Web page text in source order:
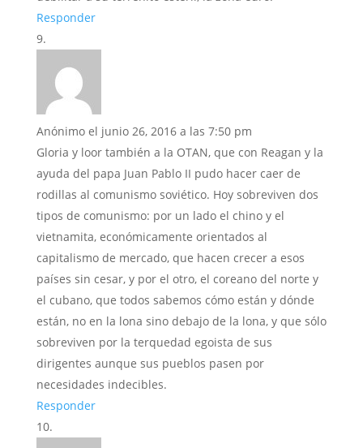
Responder
Anónimo el junio 26, 2016 a las 7:50 pm
Gloria y loor también a la OTAN, que con Reagan y la
ayuda del papa Juan Pablo II pudo hacer caer de
rodillas al comunismo soviético. Hoy sobreviven dos
tipos de comunismo: por un lado el chino y el
vietnamita, económicamente orientados al
capitalismo de mercado, que hacen crecer a esos
países sin cesar, y por el otro, el coreano del norte y
el cubano, que todos sabemos cómo están y dónde
están, no en la lona sino debajo de la lona, y que sólo
sobreviven por la terquedad egoista de sus
dirigentes aunque sus pueblos pasen por
necesidades indecibles.
Responder